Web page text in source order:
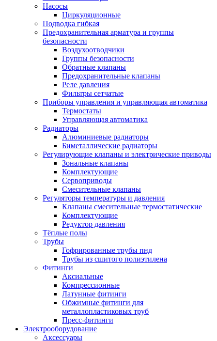
Насосы
Циркуляционные
Подводка гибкая
Предохранительная арматура и группы
безопасности
Воздухоотводчики
Группы безопасности
Обратные клапаны
Предохранительные клапаны
Реле давления
Фильтры сетчатые
Приборы управления и управляющая автоматика
Термостаты
Управляющая автоматика
Радиаторы
Алюминиевые радиаторы
Биметаллические радиаторы
Регулирующие клапаны и электрические приводы
Зональные клапаны
Комплектующие
Сервоприводы
Смесительные клапаны
Регуляторы температуры и давления
Клапаны смесительные термостатические
Комплектующие
Редуктор давления
Тёплые полы
Трубы
Гофрированные трубы пнд
Трубы из сшитого полиэтилена
Фитинги
Аксиальные
Компрессионные
Латунные фитинги
Обжимные фитинги для
металлопластиковых труб
Пресс-фитинги
Электрооборудование
Аксессуары